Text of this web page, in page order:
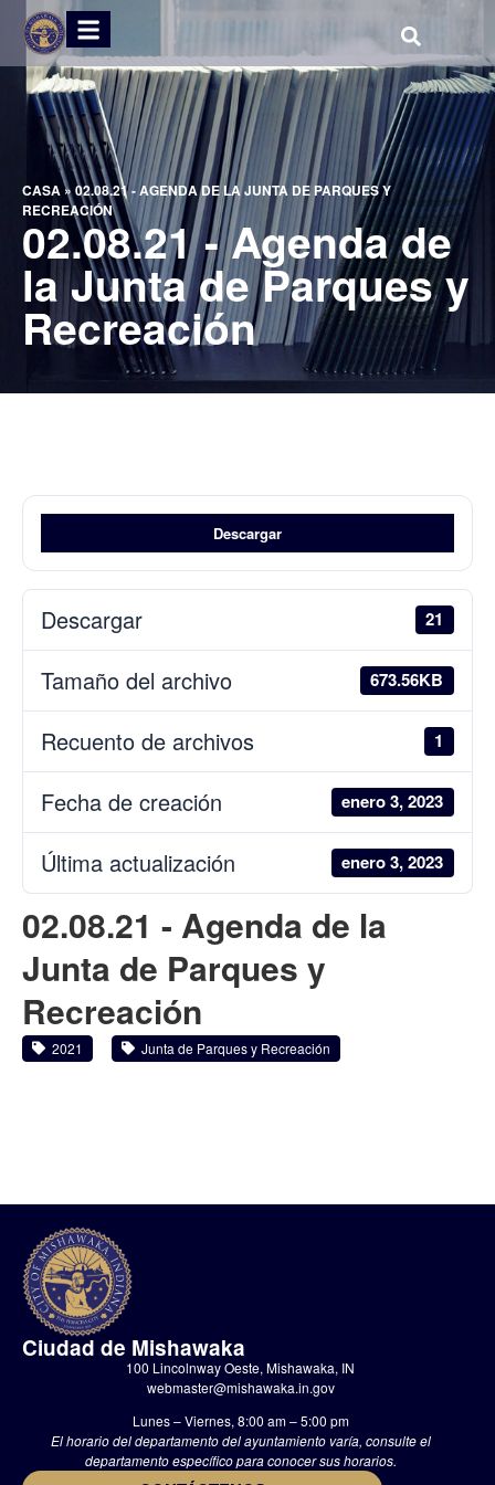
CASA»02.08.21 - AGENDA DE LA JUNTA DE PARQUES Y
RECREACIÓN
02.08.21 - Agenda de
la Junta de Parques y
Recreación
Descargar
Descargar 21
Tamaño del archivo 673.56KB
Recuento de archivos 1
Fecha de creación enero 3, 2023
Última actualización enero 3, 2023
02.08.21 - Agenda de la
Junta de Parques y
Recreación
2021 Junta de Parques y Recreación
Ciudad de Mishawaka
100 Lincolnway Oeste, Mishawaka, IN
webmaster@mishawaka.in.gov
Lunes – Viernes, 8:00 am – 5:00 pm
El horario del departamento del ayuntamiento varía, consulte el
departamento específico para conocer sus horarios.